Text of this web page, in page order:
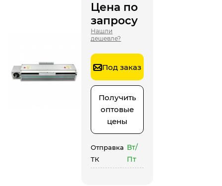
Цена по
запросу
Нашли
дешевле?
Под заказ
Получить
оптовые
цены
Отправка
ТК
Вт/
Пт